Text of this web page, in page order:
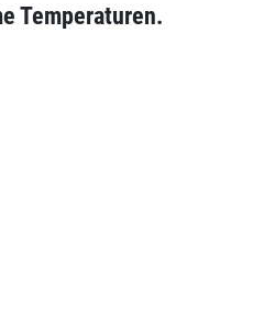
Temperaturen.